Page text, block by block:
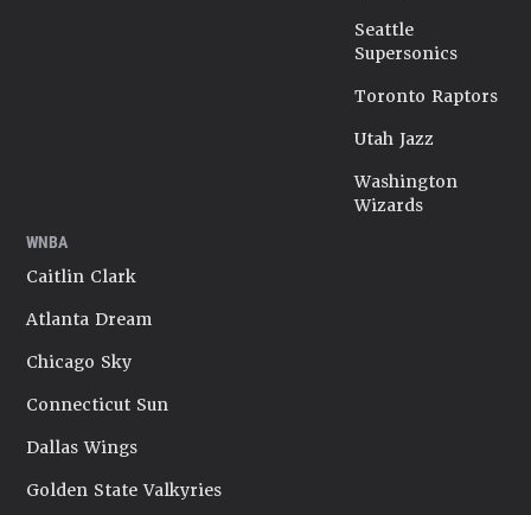
Seattle
Supersonics
Toronto Raptors
Utah Jazz
Washington
Wizards
WNBA
Caitlin Clark
Atlanta Dream
Chicago Sky
Connecticut Sun
Dallas Wings
Golden State Valkyries